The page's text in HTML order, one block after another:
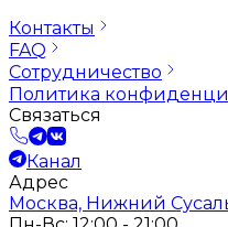
Контакты
FAQ
Сотрудничество
Политика
Связаться
Канал
Адрес
Москва, Нижний